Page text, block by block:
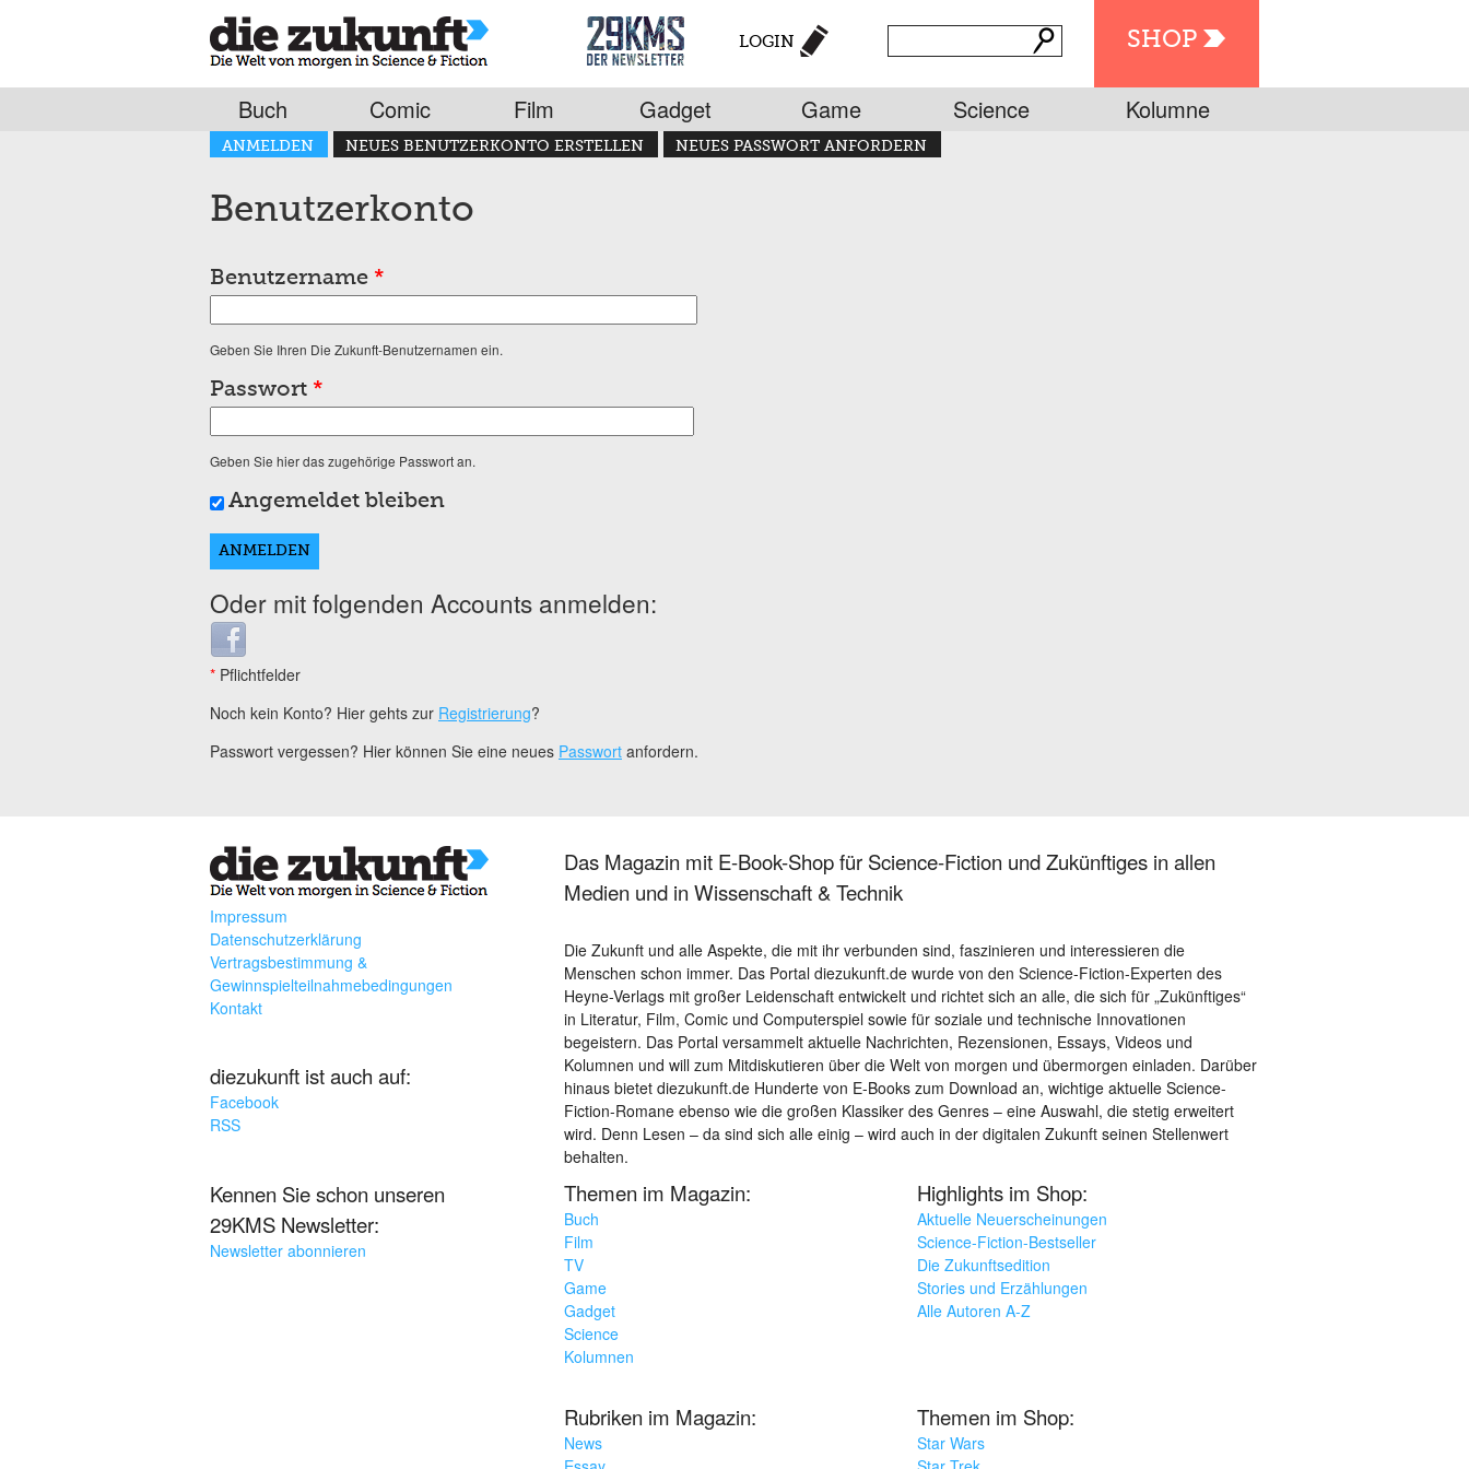
SHOP
LOGIN
Buch Comic Film Gadget Game Science Kolumne
Haupt-Reiter
ANMELDEN
(AKTIVER REITER)
NEUES BENUTZERKONTO ERSTELLEN NEUES PASSWORT ANFORDERN
Benutzerkonto
Benutzername *
Geben Sie Ihren Die Zukunft-Benutzernamen ein.
Passwort *
Geben Sie hier das zugehörige Passwort an.
Angemeldet bleiben
Oder mit folgenden Accounts anmelden:
Login with Facebook
* Pflichtfelder
Noch kein Konto? Hier gehts zur Registrierung?
Passwort vergessen? Hier können Sie eine neues Passwort anfordern.
Impressum
Datenschutzerklärung
Vertragsbestimmung &
Gewinnspielteilnahmebedingungen
Kontakt
diezukunft ist auch auf:
Facebook
RSS
Kennen Sie schon unseren
29KMS Newsletter:
Newsletter abonnieren
Das Magazin mit E-Book-Shop für Science-Fiction und Zukünftiges in allen
Medien und in Wissenschaft & Technik
Die Zukunft und alle Aspekte, die mit ihr verbunden sind, faszinieren und interessieren die
Menschen schon immer. Das Portal diezukunft.de wurde von den Science-Fiction-Experten des
Heyne-Verlags mit großer Leidenschaft entwickelt und richtet sich an alle, die sich für „Zukünftiges“
in Literatur, Film, Comic und Computerspiel sowie für soziale und technische Innovationen
begeistern. Das Portal versammelt aktuelle Nachrichten, Rezensionen, Essays, Videos und
Kolumnen und will zum Mitdiskutieren über die Welt von morgen und übermorgen einladen. Darüber
hinaus bietet diezukunft.de Hunderte von E-Books zum Download an, wichtige aktuelle Science-
Fiction-Romane ebenso wie die großen Klassiker des Genres – eine Auswahl, die stetig erweitert
wird. Denn Lesen – da sind sich alle einig – wird auch in der digitalen Zukunft seinen Stellenwert
behalten.
Themen im Magazin:
Buch
Film
TV
Game
Gadget
Science
Kolumnen
Highlights im Shop:
Aktuelle Neuerscheinungen
Science-Fiction-Bestseller
Die Zukunftsedition
Stories und Erzählungen
Alle Autoren A-Z
Rubriken im Magazin:
News
Themen im Shop:
Star Wars